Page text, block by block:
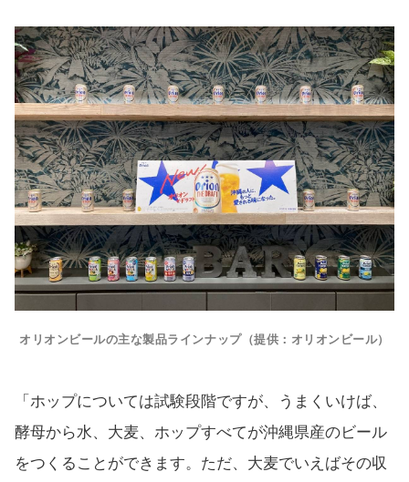
オリオンビールの主な製品ラインナップ（提供：オリオンビール）
「ホップについては試験段階ですが、うまくいけば、
酵母から水、大麦、ホップすべてが沖縄県産のビール
をつくることができます。ただ、大麦でいえばその収